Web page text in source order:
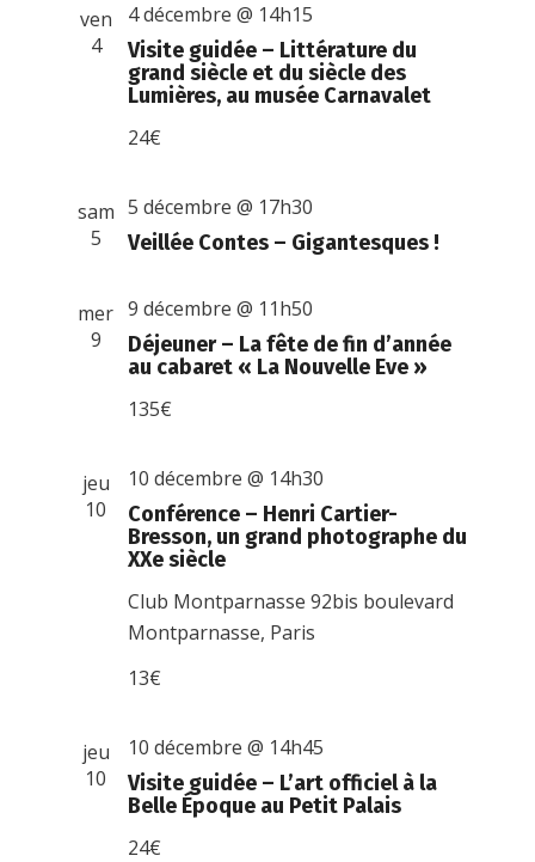
ven
4
Visite guidée – Littérature du
grand siècle et du siècle des
Lumières, au musée Carnavalet
4 décembre @ 14h15
24€
sam
5
Veillée Contes – Gigantesques !
5 décembre @ 17h30
mer
9
Déjeuner – La fête de fin d’année
au cabaret « La Nouvelle Eve »
9 décembre @ 11h50
135€
jeu
10
Conférence – Henri Cartier-
Bresson, un grand photographe du
XXe siècle
10 décembre @ 14h30
Club Montparnasse92bis boulevard
Montparnasse, Paris
13€
jeu
10
Visite guidée – L’art officiel à la
Belle Époque au Petit Palais
10 décembre @ 14h45
24€